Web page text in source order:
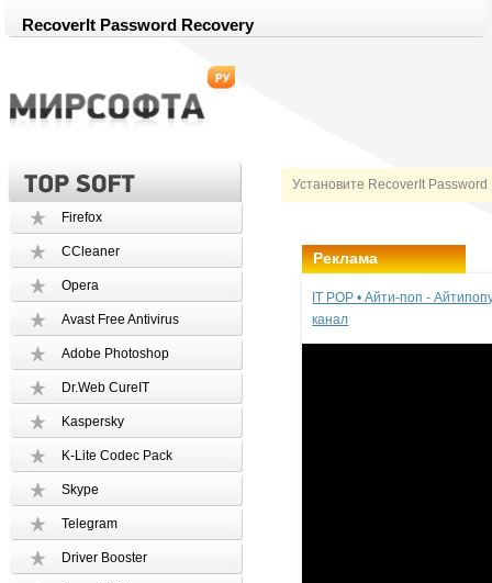
RecoverIt Password Recovery
Установите RecoverIt
Firefox
CCleaner
Opera
Avast Free Antivirus
Adobe Photoshop
Dr.Web CureIT
Kaspersky
K-Lite Codec Pack
Skype
Telegram
Driver Booster
Реклама
IT POP • Айти-поп -
канал